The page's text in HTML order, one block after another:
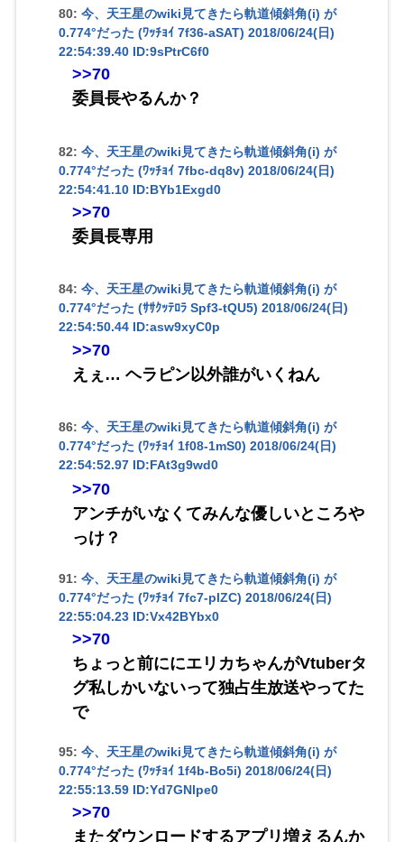
80: 今、天王星のwiki見てきたら軌道傾斜角(i) が
0.774°だった (ﾜｯﾁｮｲ 7f36-aSAT) 2018/06/24(日)
22:54:39.40 ID:9sPtrC6f0
>>70
委員長やるんか？
82: 今、天王星のwiki見てきたら軌道傾斜角(i) が
0.774°だった (ﾜｯﾁｮｲ 7fbc-dq8v) 2018/06/24(日)
22:54:41.10 ID:BYb1Exgd0
>>70
委員長専用
84: 今、天王星のwiki見てきたら軌道傾斜角(i) が
0.774°だった (ｻｻｸｯﾃﾛﾗ Spf3-tQU5) 2018/06/24(日)
22:54:50.44 ID:asw9xyC0p
>>70
えぇ… ヘラピン以外誰がいくねん
86: 今、天王星のwiki見てきたら軌道傾斜角(i) が
0.774°だった (ﾜｯﾁｮｲ 1f08-1mS0) 2018/06/24(日)
22:54:52.97 ID:FAt3g9wd0
>>70
アンチがいなくてみんな優しいところや
っけ？
91: 今、天王星のwiki見てきたら軌道傾斜角(i) が
0.774°だった (ﾜｯﾁｮｲ 7fc7-plZC) 2018/06/24(日)
22:55:04.23 ID:Vx42BYbx0
>>70
ちょっと前ににエリカちゃんがVtuberタ
グ私しかいないって独占生放送やってた
で
95: 今、天王星のwiki見てきたら軌道傾斜角(i) が
0.774°だった (ﾜｯﾁｮｲ 1f4b-Bo5i) 2018/06/24(日)
22:55:13.59 ID:Yd7GNlpe0
>>70
またダウンロードするアプリ増えるんか